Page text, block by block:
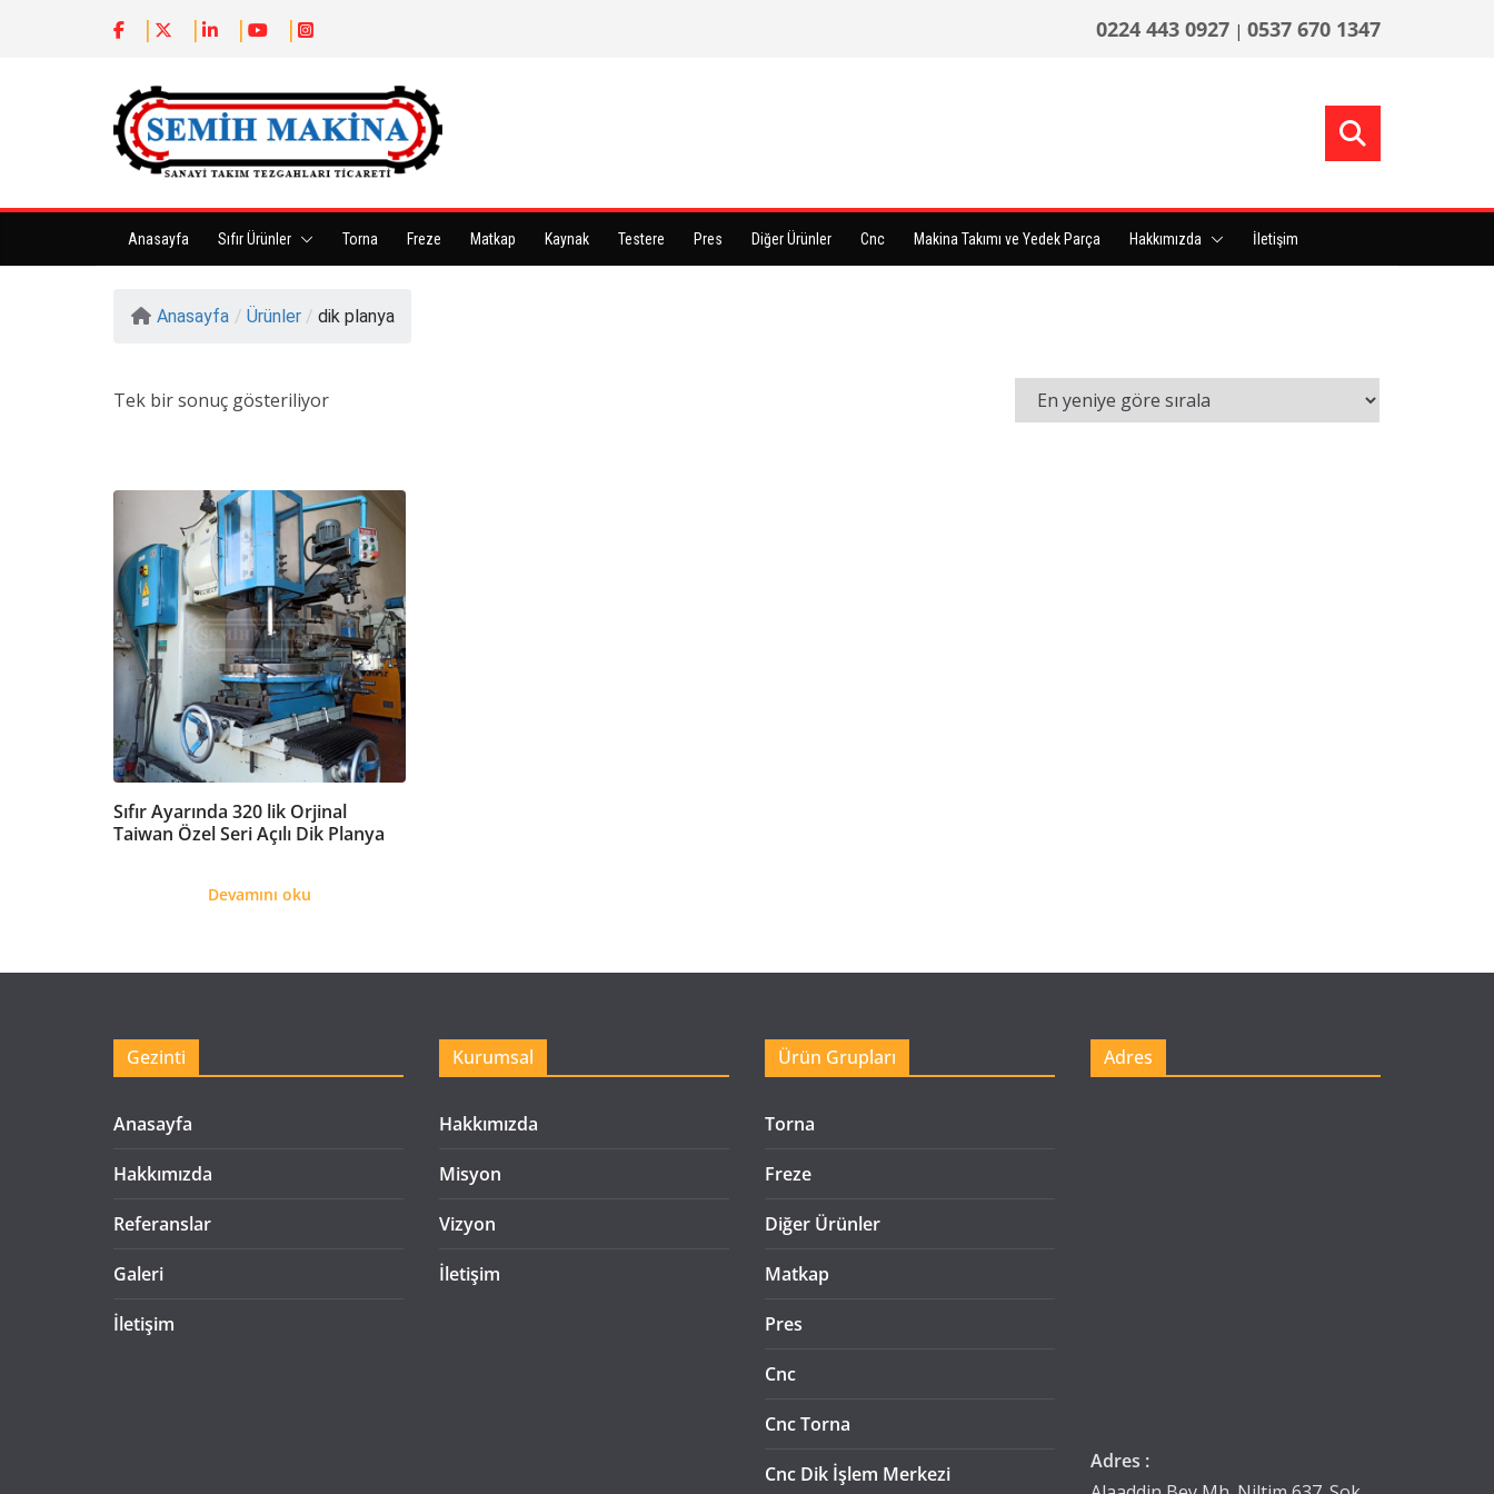
0224 443 0927 | 0537 670 1347
Anasayfa Sıfır Ürünler Torna Freze Matkap Kaynak Testere Pres Diğer Ürünler Cnc Makina Takımı ve Yedek Parça Hakkımızda İletişim
Anasayfa / Ürünler / dik planya
Tek bir sonuç gösteriliyor
Sıfır Ayarında 320 lik Orjinal
Taiwan Özel Seri Açılı Dik Planya
Devamını oku
Gezinti
Anasayfa
Hakkımızda
Referanslar
Galeri
İletişim
Kurumsal
Hakkımızda
Misyon
Vizyon
İletişim
Ürün Grupları
Torna
Freze
Diğer Ürünler
Matkap
Pres
Cnc
Cnc Torna
Cnc Dik İşlem Merkezi
Adres
Adres :